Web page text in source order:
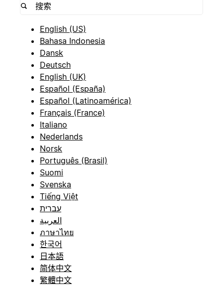
English (US)
Bahasa Indonesia
Dansk
Deutsch
English (UK)
Español (España)
Español (Latinoamérica)
Français (France)
Italiano
Nederlands
Norsk
Português (Brasil)
Suomi
Svenska
Tiếng Việt
עברית
العربية
ภาษาไทย
한국어
日本語
简体中文
繁體中文